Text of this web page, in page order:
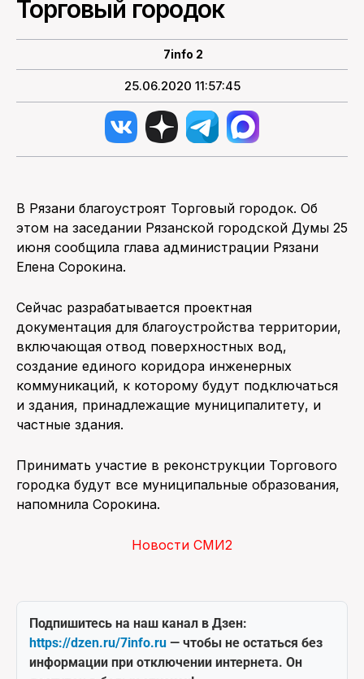
Торговый городок
7info 2
25.06.2020 11:57:45
В Рязани благоустроят Торговый городок. Об
этом на заседании Рязанской городской Думы 25
июня сообщила глава администрации Рязани
Елена Сорокина.
Сейчас разрабатывается проектная
документация для благоустройства территории,
включающая отвод поверхностных вод,
создание единого коридора инженерных
коммуникаций, к которому будут подключаться
и здания, принадлежащие муниципалитету, и
частные здания.
Принимать участие в реконструкции Торгового
городка будут все муниципальные образования,
напомнила Сорокина.
Новости СМИ2
Подпишитесь на наш канал в Дзен:
https://dzen.ru/7info.ru — чтобы не остаться без
информации при отключении интернета. Он